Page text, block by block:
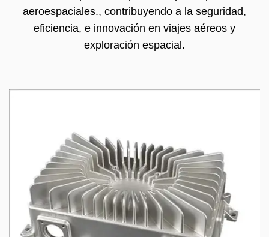
aeroespaciales., contribuyendo a la seguridad,
eficiencia, e innovación en viajes aéreos y
exploración espacial.